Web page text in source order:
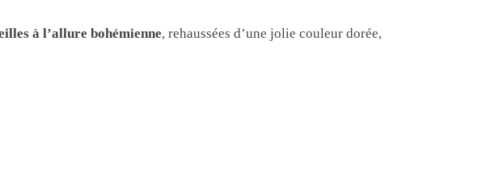
à l’allure bohémienne, rehaussées d’une jolie couleur dorée,